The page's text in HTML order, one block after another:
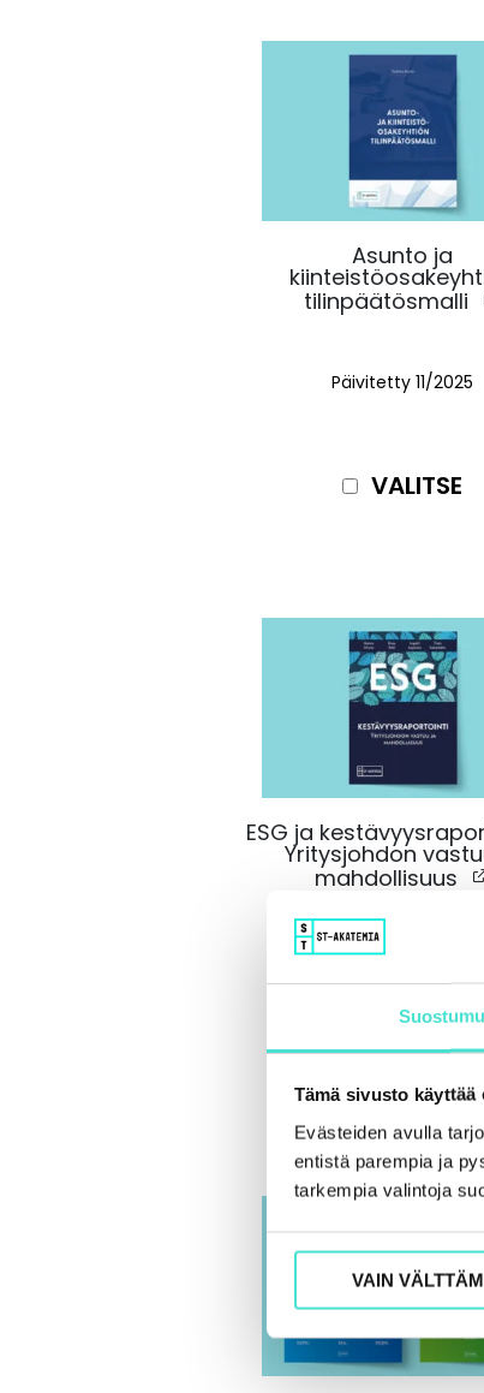
Tämä sivusto käyttää
Evästeiden avulla
entistä parempia ja
tarkempia valintoja
VAIN
Asunto ja
tilinpäätösmalli
Päivitetty 11/2025
VALITSE
ESG ja
Yritysjohdon
mahdollisuus
Päivitetty 3/2025
VALITSE